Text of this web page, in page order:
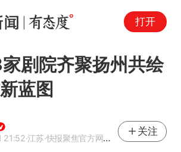
打开
剧院齐聚扬州共绘
蓝图
21:52·江苏·快报聚焦官方网易号
关注